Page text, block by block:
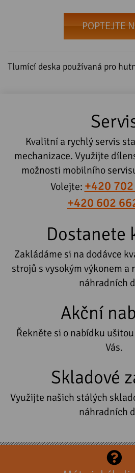
POPTEJTE
Tlumící deska používaná pro
Kvalitní a rychlý servis
mechanizace. Využijte
možnosti mobilního
Volejte: +420
+420 602
Dostanete
Zakládáme si na dodávce
strojů s vysokým výkonem
náhradních
Akční
Řekněte si o nabídku
Vás.
Skladové
Využijte našich stálých
náhradních